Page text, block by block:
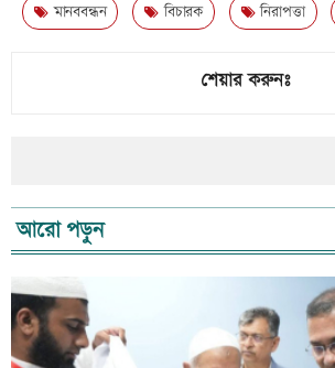
মানববন্ধন বিচারক নিরাপত্তা
শেয়ার করুনঃ
আরো পড়ুন